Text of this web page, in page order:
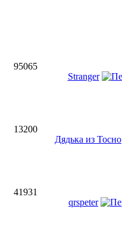
95065
Stranger
13200
Дядька из Тосно
41931
qrspeter